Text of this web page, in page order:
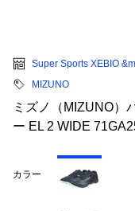
Super Sports XEBIO
MIZUNO
ミズノ（MIZUNO）
ー EL 2 WIDE
カラー